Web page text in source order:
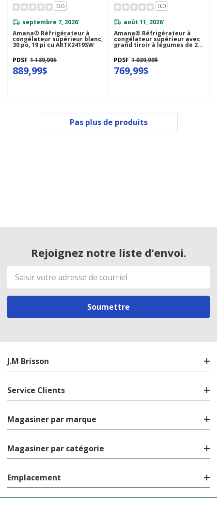
0.0
septembre 7, 2026*
Amana® Réfrigérateur à
congélateur supérieur blanc,
30 po, 19 pi cu ARTX2419SW
PDSF 1 139,99$
889,99$
0.0
août 11, 2026*
Amana® Réfrigérateur à
congélateur supérieur avec
grand tiroir à légumes de 28
PDSF 1 039,99$
769,99$
Pas plus de produits
Rejoignez notre liste d’envoi.
Adresse
de
courriel
J.M Brisson
Service Clients
Magasiner par marque
Magasiner par catégorie
Emplacement